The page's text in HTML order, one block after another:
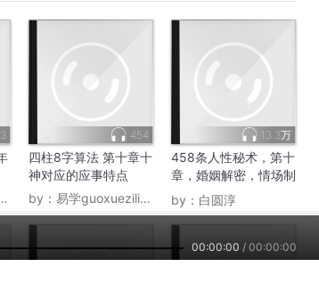
454
四柱8字算法 第十章十
神对应的应事特点
by： 易学guoxueziliao88
13.3万
458条人性秘术，第十
章，婚姻解密，情场制
胜
by： 白圆淳
00:00:00 / 00:00:00